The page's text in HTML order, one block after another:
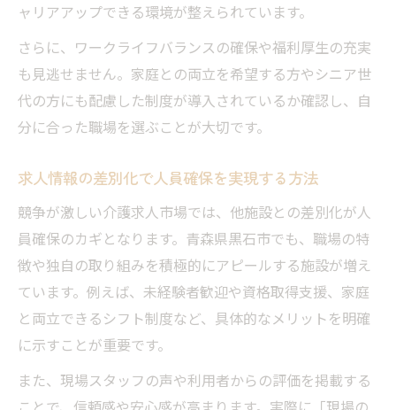
ャリアアップできる環境が整えられています。
さらに、ワークライフバランスの確保や福利厚生の充実
も見逃せません。家庭との両立を希望する方やシニア世
代の方にも配慮した制度が導入されているか確認し、自
分に合った職場を選ぶことが大切です。
求人情報の差別化で人員確保を実現する方法
競争が激しい介護求人市場では、他施設との差別化が人
員確保のカギとなります。青森県黒石市でも、職場の特
徴や独自の取り組みを積極的にアピールする施設が増え
ています。例えば、未経験者歓迎や資格取得支援、家庭
と両立できるシフト制度など、具体的なメリットを明確
に示すことが重要です。
また、現場スタッフの声や利用者からの評価を掲載する